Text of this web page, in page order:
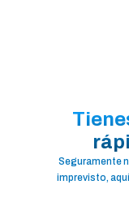
Seguramente
imprevisto,